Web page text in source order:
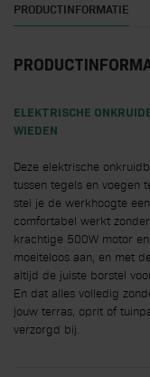
PRODUCTINFORMATIE
ELEKTRISCHE
WIEDEN
Deze elektrische
tussen tegels en voegen
stel je de werkhoogte
comfortabel werkt
krachtige 500W motor
moeiteloos aan, en met
altijd de juiste borstel
En dat alles volledig
jouw terras, oprit of
verzorgd bij.